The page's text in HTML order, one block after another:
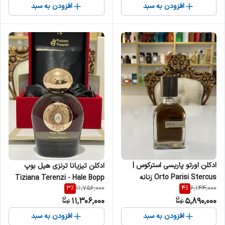
افزودن به سبد افزودن به سبد
ادکلن اورتو پاریسی استرکوس |
Orto Parisi Stercus زنانه
مردانه
6,144,000
4%
5,890,000
افزودن به سبد
ادکلن تیزیانا ترنزی هیل بوپ
Tiziana Terenzi - Hale Bopp
زنانه مردانه
11,756,000
3%
11,306,000
افزودن به سبد